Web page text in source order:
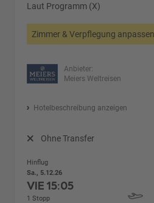
Laut Programm (X)
Zimmer & Verpflegung anpassen
Anbieter:
Meiers Weltreisen
Hotelbeschreibung anzeigen
Ohne Transfer
Hinflug
Sa., 5.12.26
VIE15:05
1 Stopp